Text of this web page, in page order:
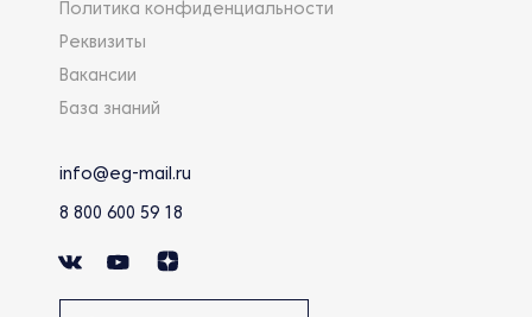
Политика конфиденциальности
Реквизиты
Вакансии
База знаний
info@eg-mail.ru
8 800 600 59 18